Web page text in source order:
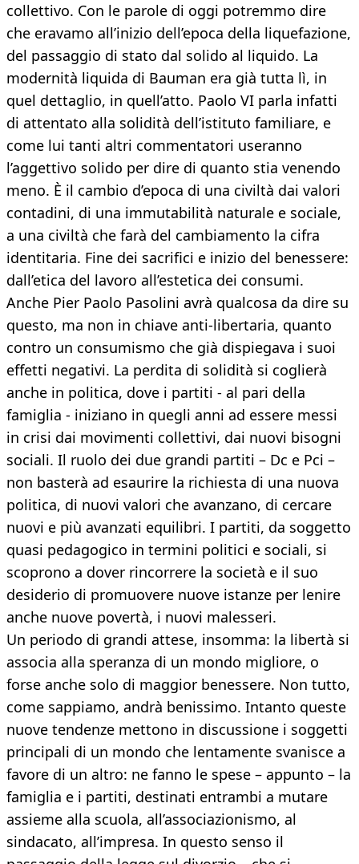
collettivo. Con le parole di oggi potremmo dire
che eravamo all’inizio dell’epoca della liquefazione,
del passaggio di stato dal solido al liquido. La
modernità liquida di Bauman era già tutta lì, in
quel dettaglio, in quell’atto. Paolo VI parla infatti
di attentato alla solidità dell’istituto familiare, e
come lui tanti altri commentatori useranno
l’aggettivo solido per dire di quanto stia venendo
meno. È il cambio d’epoca di una civiltà dai valori
contadini, di una immutabilità naturale e sociale,
a una civiltà che farà del cambiamento la cifra
identitaria. Fine dei sacrifici e inizio del benessere:
dall’etica del lavoro all’estetica dei consumi.
Anche Pier Paolo Pasolini avrà qualcosa da dire su
questo, ma non in chiave anti-libertaria, quanto
contro un consumismo che già dispiegava i suoi
effetti negativi. La perdita di solidità si coglierà
anche in politica, dove i partiti - al pari della
famiglia - iniziano in quegli anni ad essere messi
in crisi dai movimenti collettivi, dai nuovi bisogni
sociali. Il ruolo dei due grandi partiti – Dc e Pci –
non basterà ad esaurire la richiesta di una nuova
politica, di nuovi valori che avanzano, di cercare
nuovi e più avanzati equilibri. I partiti, da soggetto
quasi pedagogico in termini politici e sociali, si
scoprono a dover rincorrere la società e il suo
desiderio di promuovere nuove istanze per lenire
anche nuove povertà, i nuovi malesseri.
Un periodo di grandi attese, insomma: la libertà si
associa alla speranza di un mondo migliore, o
forse anche solo di maggior benessere. Non tutto,
come sappiamo, andrà benissimo. Intanto queste
nuove tendenze mettono in discussione i soggetti
principali di un mondo che lentamente svanisce a
favore di un altro: ne fanno le spese – appunto – la
famiglia e i partiti, destinati entrambi a mutare
assieme alla scuola, all’associazionismo, al
sindacato, all’impresa. In questo senso il